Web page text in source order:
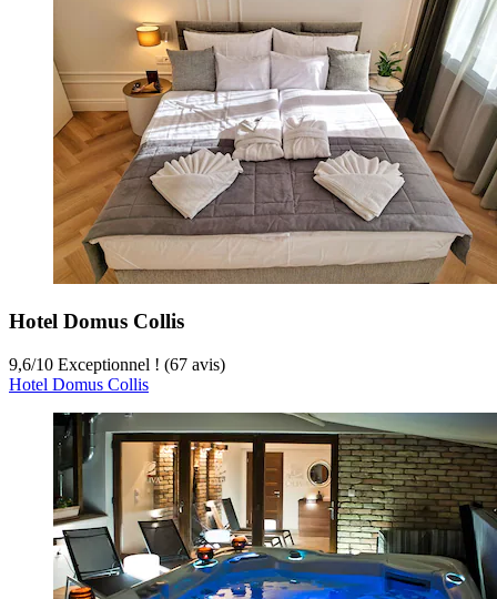
Hotel Domus Collis
9,6/10 Exceptionnel ! (67 avis)
Hotel Domus Collis